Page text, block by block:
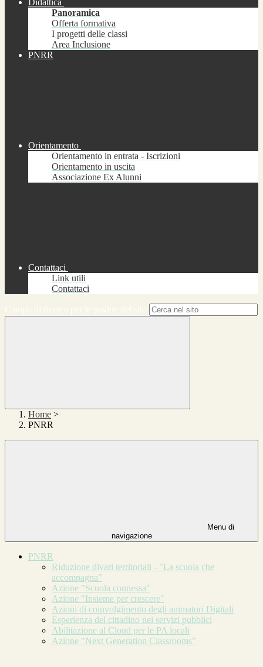
Didattica
Panoramica
Offerta formativa
I progetti delle classi
Area Inclusione
PNRR
Orientamento
Orientamento in entrata - Iscrizioni
Orientamento in uscita
Associazione Ex Alunni
Contattaci
Link utili
Contattaci
Home >
PNRR
Menu di
navigazione
PNRR
Riduzione divari territoriali - "La scuola che
accompagna"
Azione "Scuola connessa"
Azione "Insieme per crescere"
Azioni di coinvolgimento degli animatori Digitali
Esperienza del cittadino nei servizi pubblici
Abilitazione al Cloud per le PA locali
Azione "Next Generation Classrooms"